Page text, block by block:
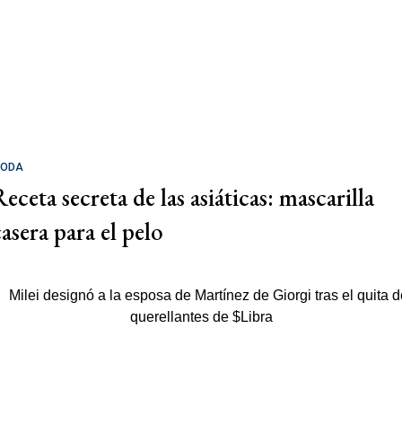
secreta de las asiáticas: mascarilla
para el pelo